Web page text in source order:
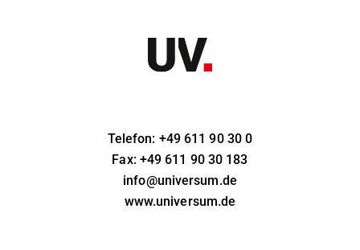
Telefon: +49 611 90 30 0
Fax: +49 611 90 30 183
info@universum.de
www.universum.de